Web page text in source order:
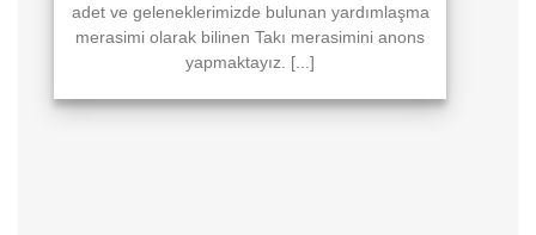
adet ve geleneklerimizde bulunan yardımlaşma
merasimi olarak bilinen Takı merasimini anons
yapmaktayız. [...]